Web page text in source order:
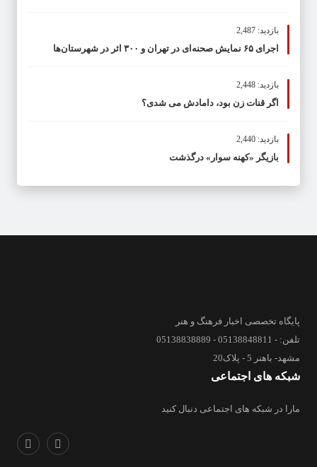
بازدید: 2,487
اجرای ۶۵ نمایش صحنه‌ای در تهران و ۳۰۰ اثر در شهرستان‌ها
بازدید: 2,448
اگر قنات زن بود، دامادش می شدی؟
بازدید: 2,440
بازیگر «کهنه سوار» درگذشت
پایگاه تخصصی اخبار فرهنگ و هنر
تلفن: - 05138848811 - 05138838889
مشهد- باهنر 5 - پلاک20
شبکه های اجتماعی
مارا در شبکه های اجتماعی دنبال کنید